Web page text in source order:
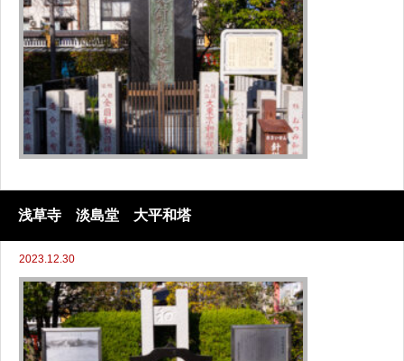
浅草寺 淡島堂 大平和塔
2023.12.30